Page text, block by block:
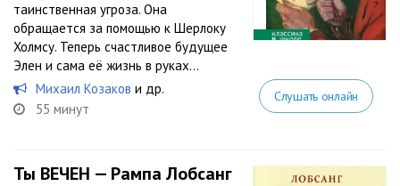
таинственная угроза. Она
обращается за помощью к Шерлоку
Холмсу. Теперь счастливое будущее
Элен и сама её жизнь в руках...
Михаил Козаков и др.
55 минут
Слушать онлайн
Ты ВЕЧЕН — Рампа Лобсанг